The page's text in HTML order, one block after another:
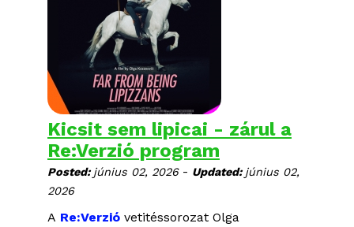
Budapest, Arany János u. 32.)
A részvétel ingyenes, de
REGISZTRÁCIÓhoz kötött.
BARBARA FOREVER
rendezte: Brydie O'Connor
2026, USA, 102 perc
Kicsit sem lipicai - zárul a
Re:Verzió program
Posted:június 02, 2026 - Updated:június 02,
2026
A Re:Verzió vetitéssorozat Olga